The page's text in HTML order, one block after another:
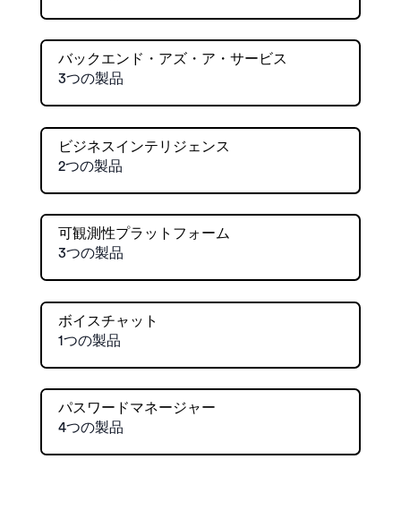
バックエンド・アズ・ア・サービス
3つの製品
ビジネスインテリジェンス
2つの製品
可観測性プラットフォーム
3つの製品
ボイスチャット
1つの製品
パスワードマネージャー
4つの製品